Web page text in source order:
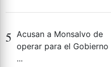
5 Acusan a Monsalvo de
operar para el Gobierno
...